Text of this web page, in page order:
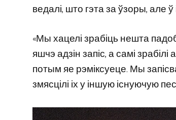
ведалі, што гэта за ўзоры, але
«Мы хацелі зрабіць нешта
яшчэ адзін запіс, а самі
потым яе рэміксуеце. Мы
змясцілі іх у іншую існуючую